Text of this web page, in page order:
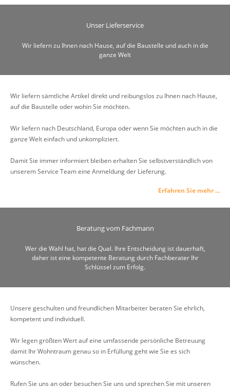
Unser Lieferservice
Wir liefern zu Ihnen nach Hause, auf die Baustelle und auch in die
ganze Welt
Wir liefern sämtliche Artikel direkt und reibungslos zu Ihnen nach Hause,
auf die Baustelle oder wohin Sie möchten.
Wir liefern nach Deutschland, Europa oder wenn Sie möchten auch in die
ganze Welt einfach und unkompliziert.
Damit Sie immer informiert bleiben erhalten Sie selbstverständlich von
unserem Service Team eine Anmeldung der Lieferung.
Erfahren Sie mehr ...
Beratung vom Fachmann
Wer die Wahl hat, hat die Qual. Ihre Entscheidung ist dauerhaft,
daher ist eine kompetente Beratung durch Fachberater Ihr
Schlüssel zum Erfolg.
Unsere geschulten und freundlichen Mitarbeiter beraten Sie ehrlich,
kompetent und individuell.
Wir legen größten Wert auf eine umfassende persönliche Betreuung
damit Ihr Wohntraum genau so in Erfüllung geht wie Sie es sich
wünschen.
Rufen Sie uns an oder besuchen Sie uns und sprechen Sie mit unseren